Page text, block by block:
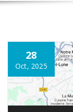
28
Oct, 2025